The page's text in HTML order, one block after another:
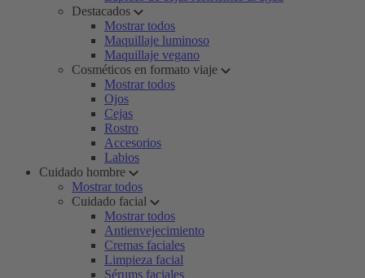
Destacados
Mostrar todos
Maquillaje luminoso
Maquillaje vegano
Cosméticos en formato viaje
Mostrar todos
Ojos
Cejas
Rostro
Accesorios
Labios
Cuidado hombre
Mostrar todos
Cuidado facial
Mostrar todos
Antienvejecimiento
Cremas faciales
Limpieza facial
Sérums faciales